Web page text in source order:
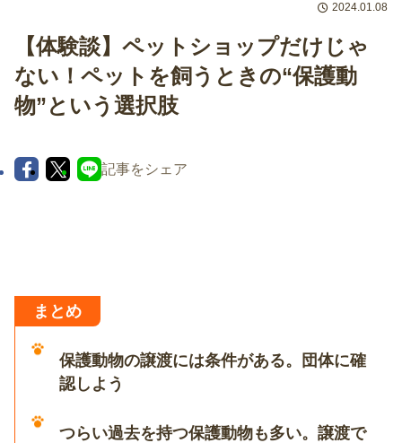
2024.01.08
【体験談】ペットショップだけじゃ
ない！ペットを飼うときの“保護動
物”という選択肢
記事をシェア
まとめ
保護動物の譲渡には条件がある。団体に確
認しよう
つらい過去を持つ保護動物も多い。譲渡で